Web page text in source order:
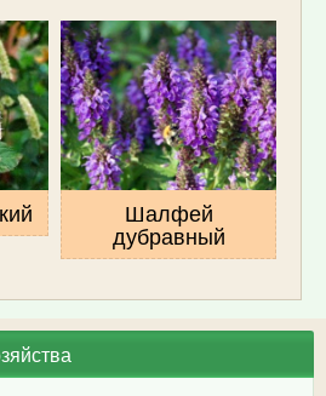
Шалфей
дубравный